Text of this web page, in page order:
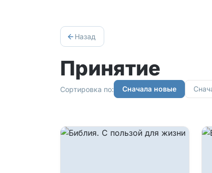
Назад
Принятие
Сортировка по: Сначала новые